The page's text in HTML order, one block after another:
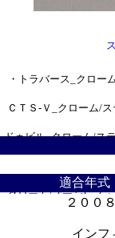
適合年式
２００
イン
ステンレス_パーツ・
・トラバース_クロー
ＣＴＳ-Ｖ_クローム/
ドゥビル_クローム/ス
クローム/ステンレス